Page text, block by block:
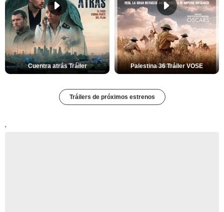
Cuentra atrás Tráiler Palestina 36 Tráiler VOSE
Tráilers de próximos estrenos
'